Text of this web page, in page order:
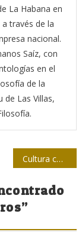
La Habana en
través de la
nacional.
Saíz, con
en el
de la
de Las Villas,
Cultura colectivista y propiedad social
”